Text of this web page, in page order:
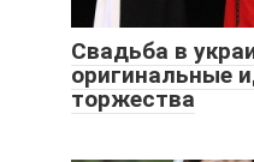
Свадьба в
оригинальные
торжества